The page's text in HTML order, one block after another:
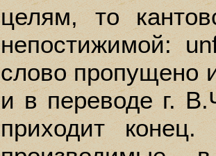
целям, то
непостижимой:
слово пропущено
и в переводе г.
приходит конец.